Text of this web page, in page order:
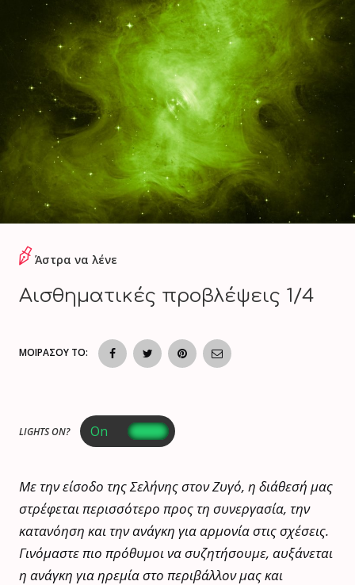
Άστρα να λένε
Αισθηματικές προβλέψεις 1/4
ΜΟΙΡΑΣΟΥ ΤΟ:
LIGHTS ON?
Με την είσοδο της Σελήνης στον Ζυγό, η διάθεσή μας
στρέφεται περισσότερο προς τη συνεργασία, την
κατανόηση και την ανάγκη για αρμονία στις σχέσεις.
Γινόμαστε πιο πρόθυμοι να συζητήσουμε, αυξάνεται
η ανάγκη για ηρεμία στο περιβάλλον μας και